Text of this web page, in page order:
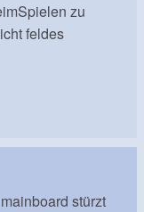
zu
feldes
stürzt